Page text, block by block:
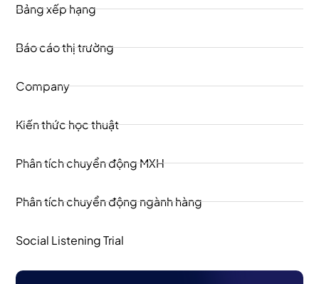
Bảng xếp hạng
Báo cáo thị trường
Company
Kiến thức học thuật
Phân tích chuyển động MXH
Phân tích chuyển động ngành hàng
Social Listening Trial